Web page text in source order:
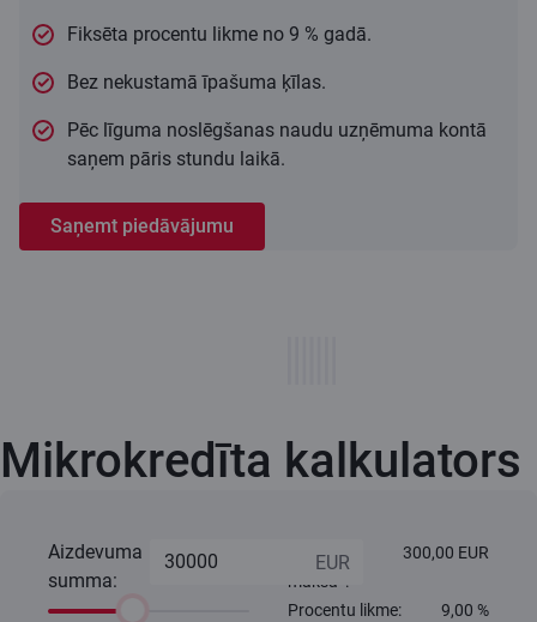
Fiksēta procentu likme no 9 % gadā.
Bez nekustamā īpašuma ķīlas.
Pēc līguma noslēgšanas naudu uzņēmuma kontā
saņem pāris stundu laikā.
Saņemt piedāvājumu
Mikrokredīta kalkulators
Aizdevuma
summa:
Komisijas
maksa*:
300,00 EUR
Procentu likme: 9,00 %